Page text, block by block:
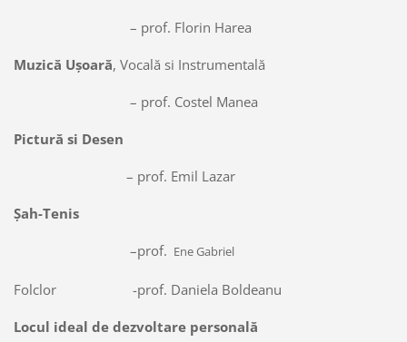
– prof. Florin Harea
Muzică Ușoară, Vocală si Instrumentală
– prof. Costel Manea
Pictură si Desen
– prof. Emil Lazar
Șah-Tenis
–prof. Ene Gabriel
Folclor -prof. Daniela Boldeanu
Locul ideal de dezvoltare personală